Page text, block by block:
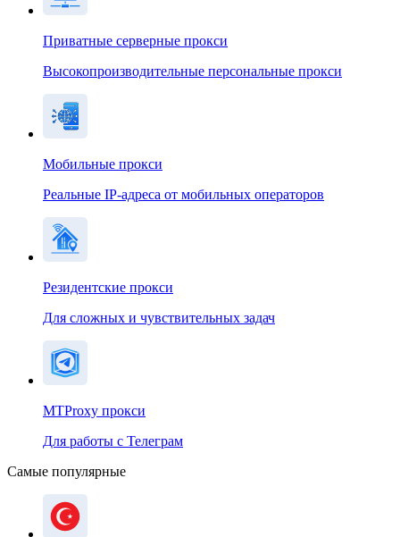
Приватные серверные прокси
Высокопроизводительные персональные прокси
Мобильные прокси
Реальные IP-адреса от мобильных операторов
Резидентские прокси
Для сложных и чувствительных задач
MTProxy прокси
Для работы с Телеграм
Самые популярные